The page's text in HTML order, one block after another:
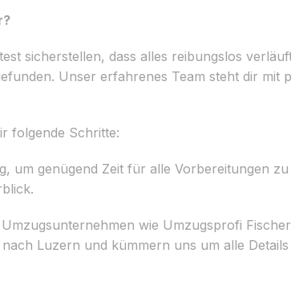
sicherstellen, dass alles reibungslos
Unser erfahrenes Team steht dir mit
folgende Schritte:
um genügend Zeit für alle Vorbereitungen
wie Umzugsprofi
Luzern und kümmern uns um alle